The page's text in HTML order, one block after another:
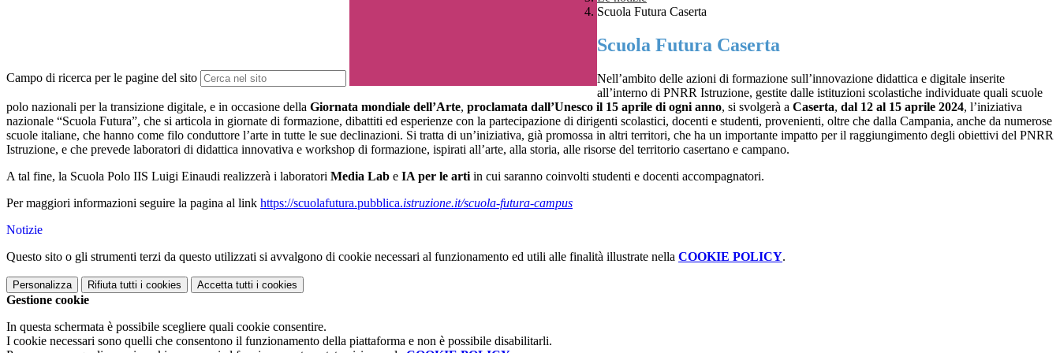
Campo di ricerca per le pagine del sito
Scuola Futura Caserta
Scuola Futura Caserta
Nell’ambito delle azioni di formazione sull’innovazione didattica e digitale inserite
all’interno di PNRR Istruzione, gestite dalle istituzioni scolastiche individuate quali scuole
polo nazionali per la transizione digitale, e in occasione della Giornata mondiale dell’Arte, proclamata dall’Unesco il 15 aprile di ogni anno, si svolgerà a Caserta, dal 12 al 15 aprile 2024, l’iniziativa
nazionale “Scuola Futura”, che si articola in giornate di formazione, dibattiti ed esperienze con la partecipazione di dirigenti scolastici, docenti e studenti, provenienti, oltre che dalla Campania, anche da numerose
scuole italiane, che hanno come filo conduttore l’arte in tutte le sue declinazioni. Si tratta di un’iniziativa, già promossa in altri territori, che ha un importante impatto per il raggiungimento degli obiettivi del PNRR
Istruzione, e che prevede laboratori di didattica innovativa e workshop di formazione, ispirati all’arte, alla storia, alle risorse del territorio casertano e campano.
A tal fine, la Scuola Polo IIS Luigi Einaudi realizzerà i laboratori Media Lab e IA per le arti in cui saranno coinvolti studenti e docenti accompagnatori.
Per maggiori informazioni seguire la pagina al link https://scuolafutura.pubblica.istruzione.it/scuola-futura-campus
Notizie
Questo sito o gli strumenti terzi da questo utilizzati si avvalgono di cookie necessari al funzionamento ed utili alle finalità illustrate nella COOKIE POLICY.
Personalizza Rifiuta tutti i cookies Accetta tutti i cookies
Gestione cookie
In questa schermata è possibile scegliere quali cookie consentire.
I cookie necessari sono quelli che consentono il funzionamento della piattaforma e non è possibile disabilitarli.